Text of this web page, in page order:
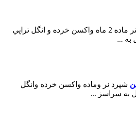
نر ماده 2 ماه واکسن خرده و انگل تراپي
به ...
شپرد نر وماده واکسن خرده وانگل